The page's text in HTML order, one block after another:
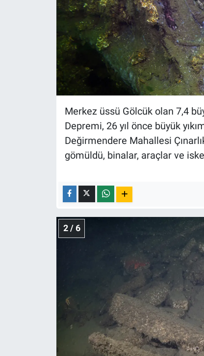
Merkez üssü Gölcük olan 7,4
Depremi, 26 yıl önce büyük
Değirmendere Mahallesi
gömüldü, binalar, araçlar ve
2 / 6
Kültür Sanat
Ne demişti
Programlar
Türkiye'nin Geleceği